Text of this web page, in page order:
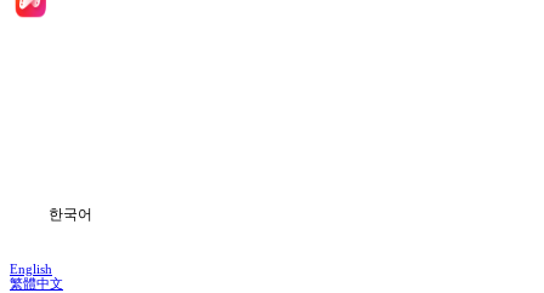
한국어
English
繁體中文